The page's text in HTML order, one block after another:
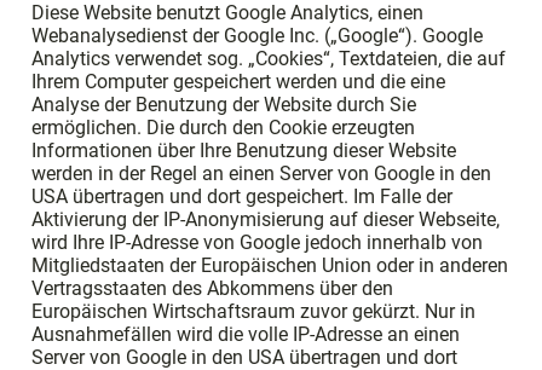
Diese Website benutzt Google Analytics, einen
Webanalysedienst der Google Inc. („Google“). Google
Analytics verwendet sog. „Cookies“, Textdateien, die auf
Ihrem Computer gespeichert werden und die eine
Analyse der Benutzung der Website durch Sie
ermöglichen. Die durch den Cookie erzeugten
Informationen über Ihre Benutzung dieser Website
werden in der Regel an einen Server von Google in den
USA übertragen und dort gespeichert. Im Falle der
Aktivierung der IP-Anonymisierung auf dieser Webseite,
wird Ihre IP-Adresse von Google jedoch innerhalb von
Mitgliedstaaten der Europäischen Union oder in anderen
Vertragsstaaten des Abkommens über den
Europäischen Wirtschaftsraum zuvor gekürzt. Nur in
Ausnahmefällen wird die volle IP-Adresse an einen
Server von Google in den USA übertragen und dort